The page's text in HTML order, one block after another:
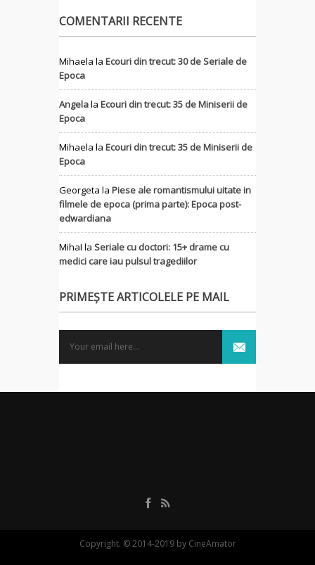
COMENTARII RECENTE
Mihaela la Ecouri din trecut: 30 de Seriale de
Epoca
Angelala Ecouri din trecut: 35 de Miniserii de
Epoca
Mihaela la Ecouri din trecut: 35 de Miniserii de
Epoca
Georgeta la Piese ale romantismului uitate in
filmele de epoca (prima parte): Epoca post-
edwardiana
MihaI la Seriale cu doctori: 15+ drame cu
medici care iau pulsul tragediilor
PRIMEȘTE ARTICOLELE PE MAIL
Copyright. © 2014-2019 by CineAmator